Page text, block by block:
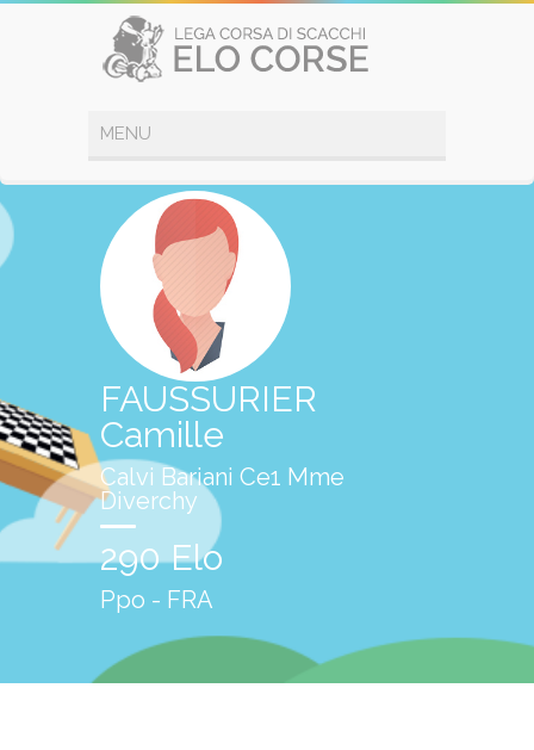
FAUSSURIER
Camille
Calvi Bariani Ce1 Mme
Diverchy
290 Elo
Ppo - FRA